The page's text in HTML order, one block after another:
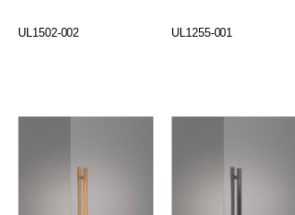
UL1502-002 UL1255-001